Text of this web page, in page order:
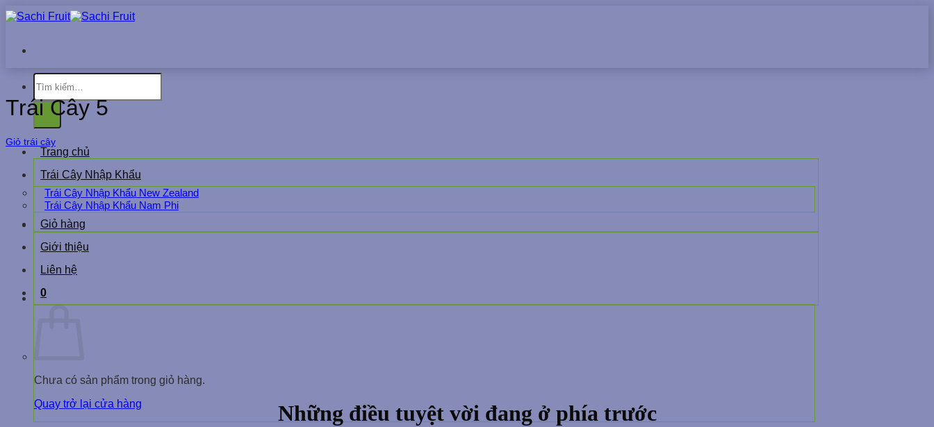
Chuyển
đến
dung
Tìm
kiếm:
Trang chủ
Trái Cây Nhập Khẩu
Trái Cây Nhập Khẩu New Zealand
Trái Cây Nhập Khẩu Nam Phi
Giỏ hàng
Giới thiệu
Liên hệ
0
Chưa có sản phẩm trong giỏ hàng.
Quay trở lại cửa hàng
Trái Cây 5
Giỏ trái cây
Những điều tuyệt vời đang ở phía trước